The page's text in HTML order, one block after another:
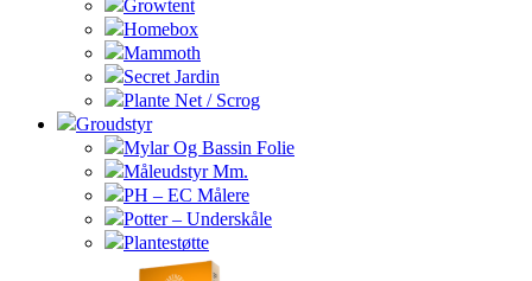
Growtent
Homebox
Mammoth
Secret Jardin
Plante Net / Scrog
Groudstyr
Mylar Og Bassin Folie
Måleudstyr Mm.
PH – EC Målere
Potter – Underskåle
Plantestøtte